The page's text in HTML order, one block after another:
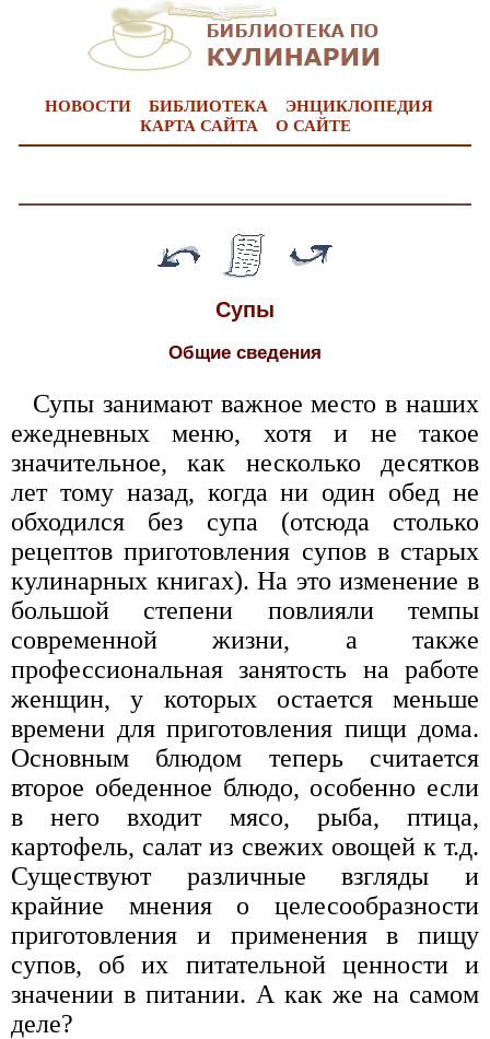
НОВОСТИ БИБЛИОТЕКА
ЭНЦИКЛОПЕДИЯ
КАРТА САЙТА
О САЙТЕ
Супы
Общие сведения
Супы занимают важное место в наших
ежедневных меню, хотя и не такое
значительное, как несколько десятков
лет тому назад, когда ни один обед не
обходился без супа (отсюда столько
рецептов приготовления супов в старых
кулинарных книгах). На это изменение в
большой степени повлияли темпы
современной жизни, а также
профессиональная занятость на работе
женщин, у которых остается меньше
времени для приготовления пищи дома.
Основным блюдом теперь считается
второе обеденное блюдо, особенно если
в него входит мясо, рыба, птица,
картофель, салат из свежих овощей к т.д.
Существуют различные взгляды и
крайние мнения о целесообразности
приготовления и применения в пищу
супов, об их питательной ценности и
значении в питании. А как же на самом
деле?